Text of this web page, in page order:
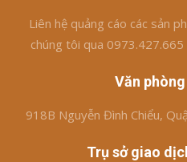
Liên hệ quảng cáo các sản
chúng tôi qua 0973.427.665
Văn phòng
918B Nguyễn Đình Chiểu,
Trụ sở giao